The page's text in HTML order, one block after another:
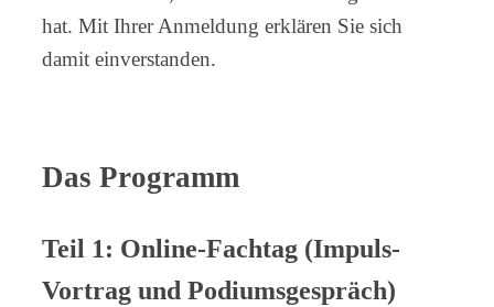
hat. Mit Ihrer Anmeldung erklären Sie sich
damit einverstanden.
Das Programm
Teil 1: Online-Fachtag (Impuls-
Vortrag und Podiumsgespräch)